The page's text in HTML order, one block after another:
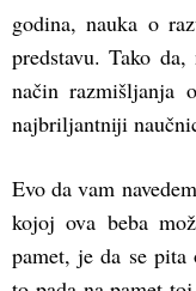
godina, nauka o
predstavu. Tako
način razmišljanja
najbriljantniji
Evo da vam
kojoj ova beba
pamet, je da se pita